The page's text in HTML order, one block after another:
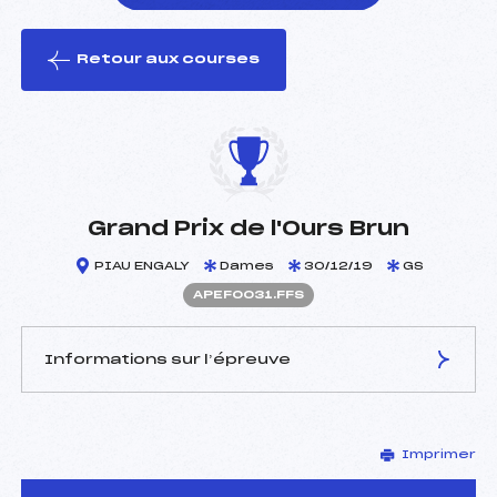
le ski
Retour aux courses
Grand Prix de l'Ours Brun
PIAU ENGALY Dames 30/12/19 GS
APEF0031.FFS
Informations sur l’épreuve
MARQUIE MICHEL (PE)
Arbitre :
ANE DANIEL (PE)
Imprimer